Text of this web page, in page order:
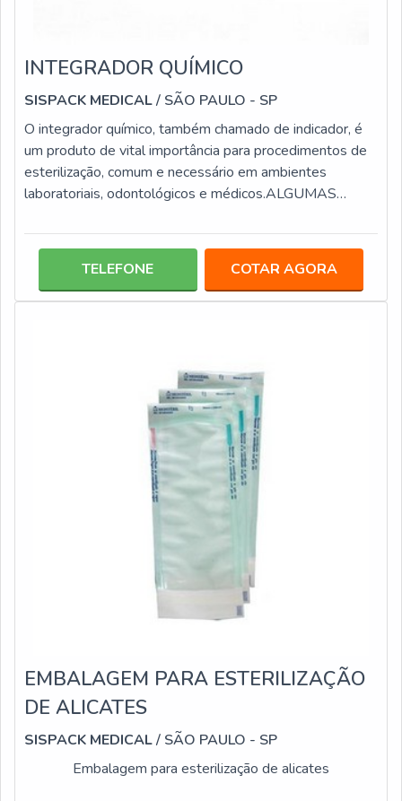
INTEGRADOR QUÍMICO
SISPACK MEDICAL/ SÃO PAULO - SP
O integrador químico, também chamado de indicador, é
um produto de vital importância para procedimentos de
esterilização, comum e necessário em ambientes
laboratoriais, odontológicos e médicos.ALGUMAS
MERCADOEssencialmente os integradores químicos
reativos, em que a resposta é lida por meio da alteração
da coloração, que pode ter cores variadas de acordo com
TELEFONE COTAR AGORA
EMBALAGEM PARA ESTERILIZAÇÃO
DE ALICATES
SISPACK MEDICAL/ SÃO PAULO - SP
Embalagem para esterilização de alicates